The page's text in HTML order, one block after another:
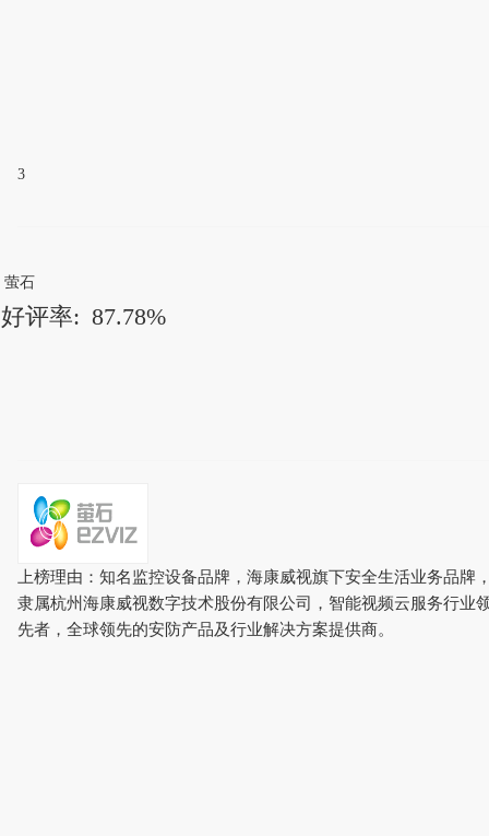
3
萤石
好评率: 87.78%
上榜理由：知名监控设备品牌，海康威视旗下安全生活业务品牌
隶属杭州海康威视数字技术股份有限公司，智能视频云服务行业
先者，全球领先的安防产品及行业解决方案提供商。